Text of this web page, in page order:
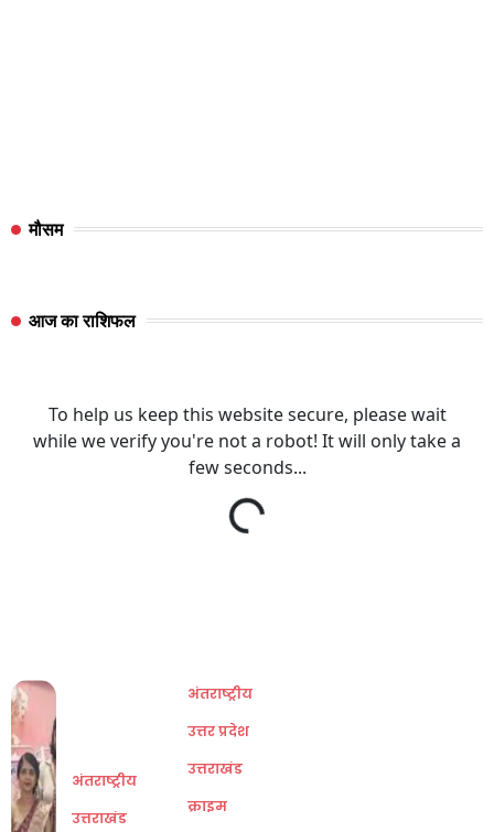
मौसम
आज का राशिफल
अंतराष्ट्रीय
उत्तराखंड
अंतराष्ट्रीय
उत्तर प्रदेश
उत्तराखंड
क्राइम